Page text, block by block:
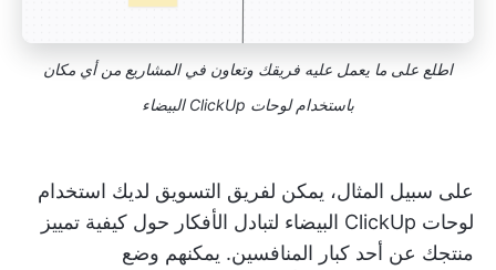
اطلع على ما يعمل عليه فريقك وتعاون في المشاريع من أي مكان
باستخدام لوحات ClickUp البيضاء
على سبيل المثال، يمكن لفريق التسويق لديك استخدام
لوحات ClickUp البيضاء لتبادل الأفكار حول كيفية تمييز
منتجك عن أحد كبار المنافسين. يمكنهم وضع